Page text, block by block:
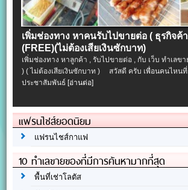
เพิ่มช่องทาง หาคนรับไปขายต่อ ( ธุรกิจค้
(FREE)(ไม่ต้องเสียเงินซักบาท)
เพิ่มช่องทาง หาลูกค้า , รับไปขายต่อ , กับ เว็บ ทำเลขา
) ( ไม่ต้องเสียเงินซักบาท ) สวัสดี ครับ เพื่อนคนไหนที่
ประชาสัมพันธ์[อ่านต่อ]
แฟรนไชส์ยอดนิยม
แฟรนไชส์กาแฟ
10 ทำเลขายของที่มีการค้นหามากที่สุด
พื้นที่เช่าโลตัส